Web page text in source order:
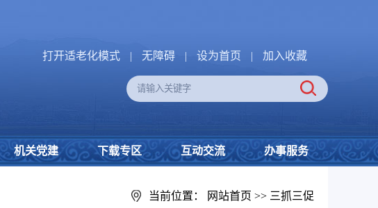
打开适老化模式 | 无障碍 | 设为首页 | 加入收藏
机关党建 下载专区 互动交流 办事服务
当前位置： 网站首页 >> 三抓三促